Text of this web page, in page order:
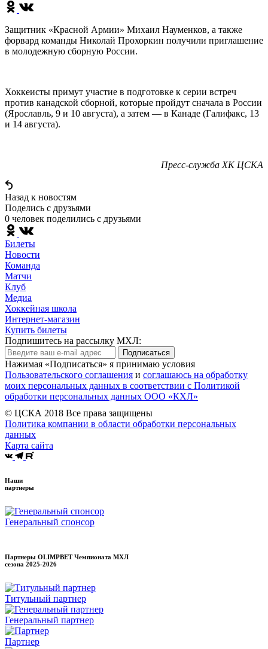
Защитник «Красной Армии» Михаил Науменков, а также
форвард команды Николай Прохоркин получили приглашение
в молодежную сборную России.
Хоккеисты примут участие в подготовке к серии встреч
против канадской сборной, которые пройдут сначала в России
(Ярославль, 9 и 10 августа), а затем — в Канаде (Галифакс, 13
и 14 августа).
Пресс-служба ХК ЦСКА
Назад к новостям
Поделись c друзьями
0 человек поделились c друзьями
Билеты
Новости
Команда
Матчи
Клуб
Медиа
Хоккейная школа
Интернет-магазин
Купить билеты
Подпишитесь на рассылку МХЛ:
Подписаться
Нажимая «Подписаться» я принимаю условия
Пользовательского соглашения и соглашаюсь на обработку
моих персональных данных в соответствии с Политикой
обработки персональных данных ООО «КХЛ»
© ЦСКА 2018 Все права защищены
Политика компании в области обработки персональных
данных
Карта сайта
Наши
партнеры
Генеральный спонсор
Партнеры OLIMPBET Чемпионата МХЛ
сезона 2025-2026
Титульный партнер
Генеральный партнер
Партнер